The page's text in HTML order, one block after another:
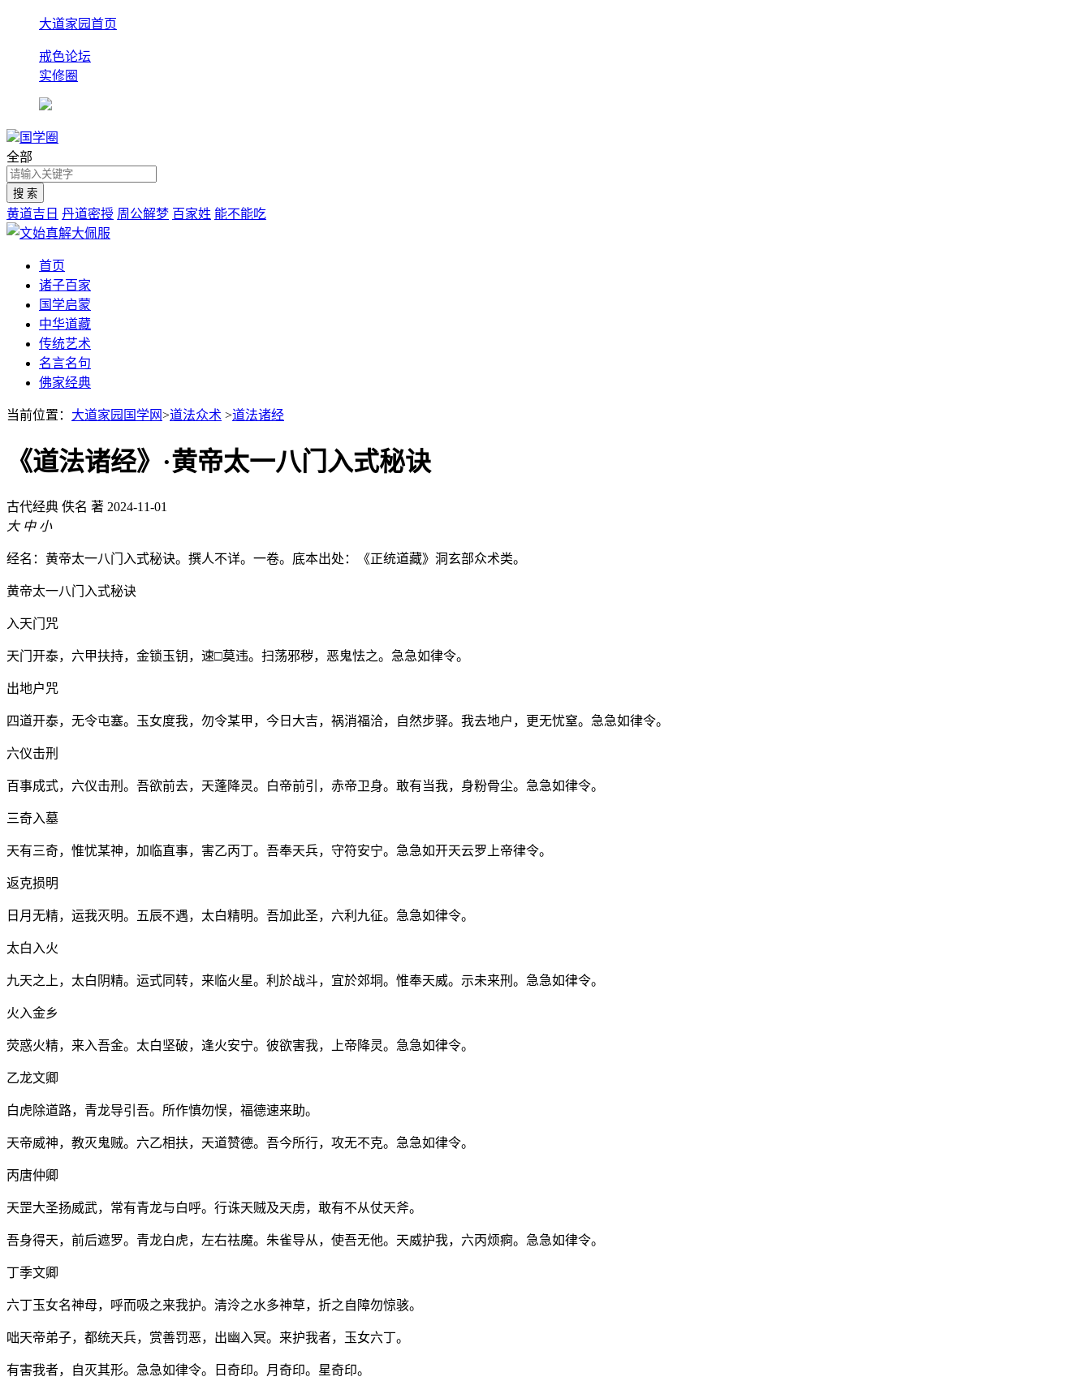
大道家园首页
戒色论坛
实修圈
国学圈
全部
黄道吉日 丹道密授 周公解梦 百家姓 能不能吃
首页
诸子百家
国学启蒙
中华道藏
传统艺术
名言名句
佛家经典
当前位置： 大道家园国学网>道法众术 >道法诸经
《道法诸经》·黄帝太一八门入式秘诀
古代经典 佚名 著 2024-11-01
大 中 小
经名：黄帝太一八门入式秘诀。撰人不详。一卷。底本出处：《正统道藏》洞玄部众术类。
黄帝太一八门入式秘诀
入天门咒
天门开泰，六甲扶持，金锁玉钥，速□莫违。扫荡邪秽，恶鬼怯之。急急如律令。
出地户咒
四道开泰，无令屯塞。玉女度我，勿令某甲，今日大吉，祸消福洽，自然步驿。我去地户，更无忧窒。急急如律令。
六仪击刑
百事成式，六仪击刑。吾欲前去，天蓬降灵。白帝前引，赤帝卫身。敢有当我，身粉骨尘。急急如律令。
三奇入墓
天有三奇，惟忧某神，加临直事，害乙丙丁。吾奉天兵，守符安宁。急急如开天云罗上帝律令。
返克损明
日月无精，运我灭明。五辰不遇，太白精明。吾加此圣，六利九征。急急如律令。
太白入火
九天之上，太白阴精。运式同转，来临火星。利於战斗，宜於郊垌。惟奉天威。示未来刑。急急如律令。
火入金乡
荧惑火精，来入吾金。太白坚破，逢火安宁。彼欲害我，上帝降灵。急急如律令。
乙龙文卿
白虎除道路，青龙导引吾。所作慎勿悮，福德速来助。
天帝威神，教灭鬼贼。六乙相扶，天道赞德。吾今所行，攻无不克。急急如律令。
丙唐仲卿
天罡大圣扬威武，常有青龙与白呼。行诛天贼及天虏，敢有不从仗天斧。
吾身得天，前后遮罗。青龙白虎，左右祛魔。朱雀导从，使吾无他。天威护我，六丙烦痾。急急如律令。
丁季文卿
六丁玉女名神母，呼而吸之来我护。清泠之水多神草，折之自障勿惊骇。
咄天帝弟子，都统天兵，赏善罚恶，出幽入冥。来护我者，玉女六丁。
有害我者，自灭其形。急急如律令。日奇印。月奇印。星奇印。